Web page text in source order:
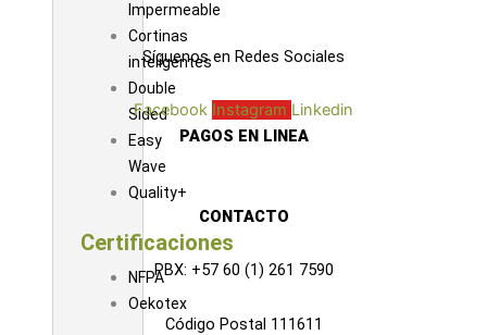
Impermeable
Cortinas
inteligentes
Double
Sided
Easy
Wave
Quality+
Certificaciones
NFPA
Oekotex
Síguenos en Redes Sociales
Facebook Instagram Linkedin
PAGOS EN LINEA
CONTACTO
PBX: +57 60 (1) 261 7590
Código Postal 111611